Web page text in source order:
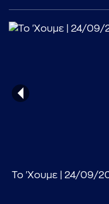
Το 'Χουμε | 24/09/